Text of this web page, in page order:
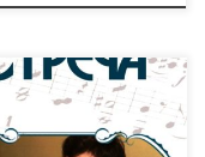
встречу “Вы —